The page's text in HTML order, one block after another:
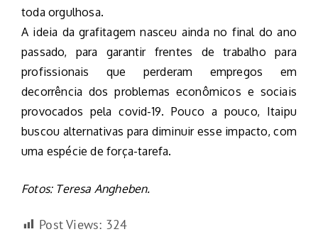
toda orgulhosa.
A ideia da grafitagem nasceu ainda no final do ano
passado, para garantir frentes de trabalho para
profissionais que perderam empregos em
decorrência dos problemas econômicos e sociais
provocados pela covid-19. Pouco a pouco, Itaipu
buscou alternativas para diminuir esse impacto, com
uma espécie de força-tarefa.
Fotos: Teresa Angheben.
Post Views: 324